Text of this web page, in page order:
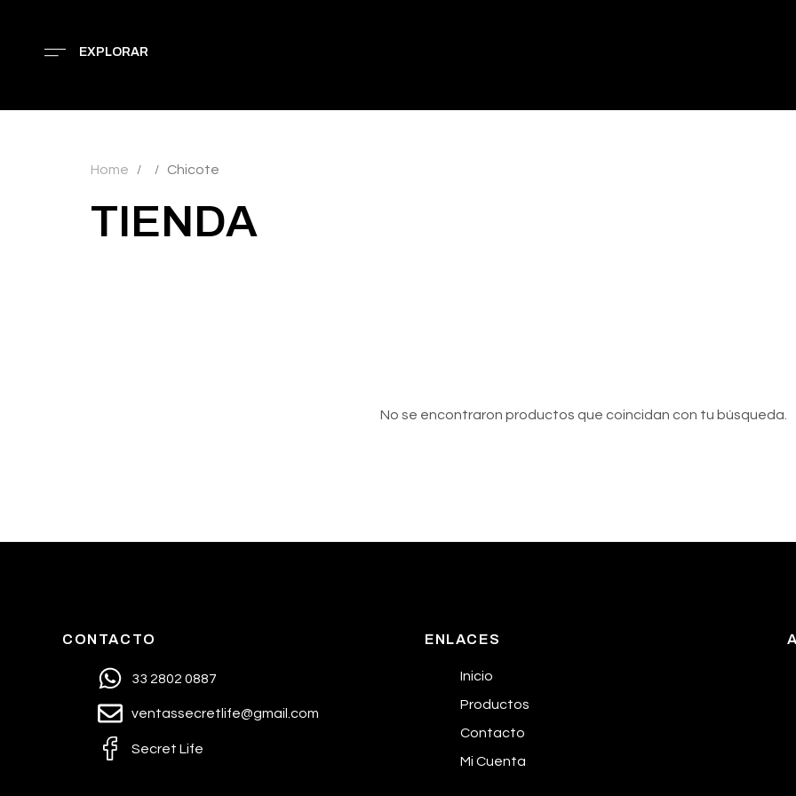
EXPLORAR
Home / / Chicote
TIENDA
No se encontraron productos que coincidan con tu búsqueda.
CONTACTO
33 2802 0887
ventassecretlife@gmail.com
Secret Life
ENLACES
Inicio
Productos
Contacto
Mi Cuenta